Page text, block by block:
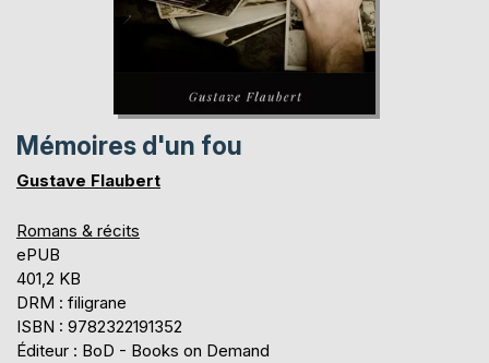
Mémoires d'un fou
Gustave Flaubert
Romans & récits
ePUB
401,2 KB
DRM : filigrane
ISBN : 9782322191352
Éditeur : BoD - Books on Demand